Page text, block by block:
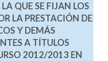
QUE SE FIJAN LOS
LA PRESTACIÓN DE
Y DEMÁS
A TÍTULOS
2012/2013 EN